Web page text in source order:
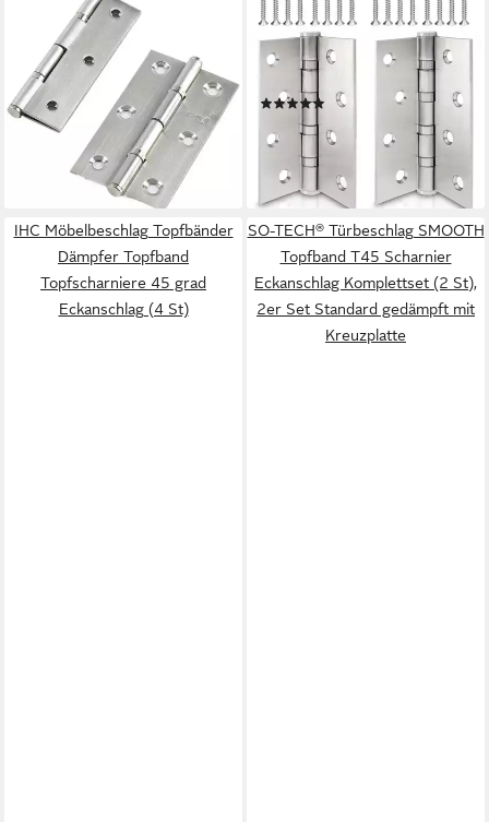
FELIXLEO
Montageband Türscharnier
Edelstahl mit Schrauben
Faltscharnier Silber 2 inch
10pcs (1 St)
16,99 €
UVP 20,39 €
lieferbar in 3 Wochen
ECENCE
Montageband 2x Scharnier-e
Tür-schanier Edelstahl 201
(1)
ab 10,99 €
lieferbar - in 3-4 Werktagen bei dir
IHC Möbelbeschlag Topfbänder
Dämpfer Topfband
Topfscharniere 45 grad
Eckanschlag (4 St)
SO-TECH® Türbeschlag SMOOTH
Topfband T45 Scharnier
Eckanschlag Komplettset (2 St),
2er Set Standard gedämpft mit
Kreuzplatte